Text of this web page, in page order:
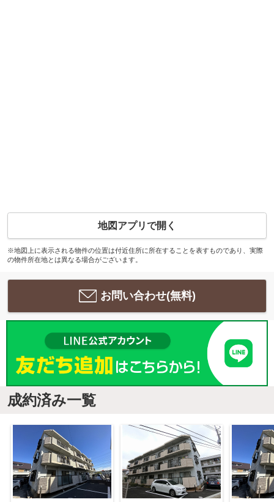
地図アプリで開く
※地図上に表示される物件の位置は付近住所に所在することを表すものであり、実際
の物件所在地とは異なる場合がございます。
お問い合わせ(無料)
成約済み一覧